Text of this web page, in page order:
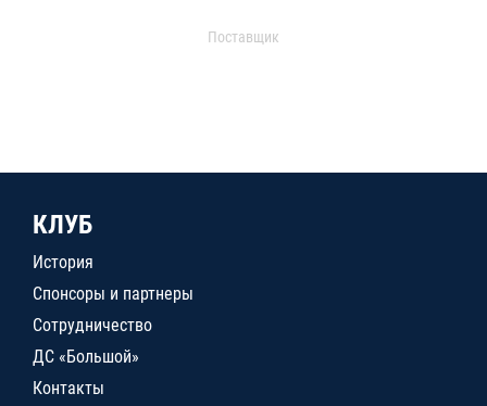
Поставщик
КЛУБ
История
Спонсоры и партнеры
Сотрудничество
ДС «Большой»
Контакты